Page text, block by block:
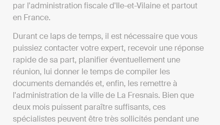
par l'administration fiscale d'Ile-et-Vilaine et partout
en France.
Durant ce laps de temps, il est nécessaire que vous
puissiez contacter votre expert, recevoir une réponse
rapide de sa part, planifier éventuellement une
réunion, lui donner le temps de compiler les
documents demandés et, enfin, les remettre à
l'administration de la ville de La Fresnais. Bien que
deux mois puissent paraître suffisants, ces
spécialistes peuvent être très sollicités pendant une